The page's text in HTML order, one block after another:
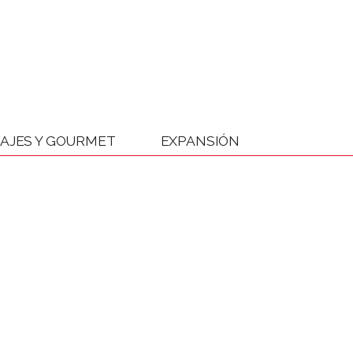
Y GOURMET EXPANSIÓN